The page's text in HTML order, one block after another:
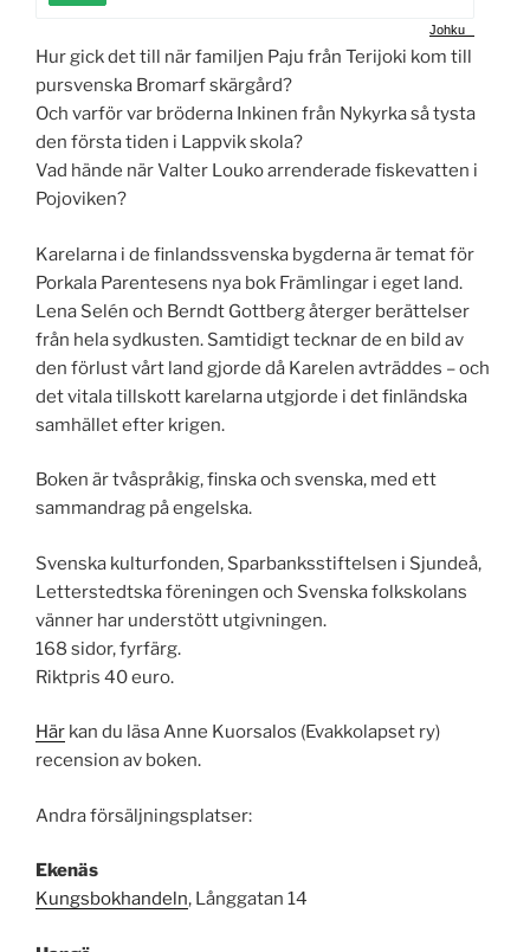
Johku
Hur gick det till när familjen Paju från Terijoki kom till
pursvenska Bromarf skärgård?
Och varför var bröderna Inkinen från Nykyrka så tysta
den första tiden i Lappvik skola?
Vad hände när Valter Louko arrenderade fiskevatten i
Pojoviken?
Karelarna i de finlandssvenska bygderna är temat för
Porkala Parentesens nya bok Främlingar i eget land.
Lena Selén och Berndt Gottberg återger berättelser
från hela sydkusten. Samtidigt tecknar de en bild av
den förlust vårt land gjorde då Karelen avträddes – och
det vitala tillskott karelarna utgjorde i det finländska
samhället efter krigen.
Boken är tvåspråkig, finska och svenska, med ett
sammandrag på engelska.
Svenska kulturfonden, Sparbanksstiftelsen i Sjundeå,
Letterstedtska föreningen och Svenska folkskolans
vänner har understött utgivningen.
168 sidor, fyrfärg.
Riktpris 40 euro.
Här kan du läsa Anne Kuorsalos (Evakkolapset ry)
recension av boken.
Andra försäljningsplatser:
Ekenäs
Kungsbokhandeln, Långgatan 14